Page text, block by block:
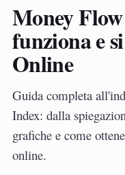
Money Flow
funziona e
Online
Guida completa
Index: dalla
grafiche e come
online.